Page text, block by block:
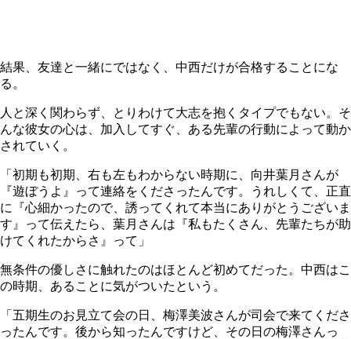
結果、友達と一緒にではなく、中西だけが合格することにな
る。
人と深く関わらず、とりわけて大志を抱くタイプでもない。そ
んな彼女の心は、加入してすぐ、ある先輩の行動によって動か
されていく。
「初期も初期、右も左もわからない時期に、向井葉月さんが
『遊ぼうよ』って連絡をくださったんです。うれしくて、正直
に『心細かったので、誘ってくれて本当にありがとうございま
す』って伝えたら、葉月さんは『私もたくさん、先輩たちが助
けてくれたからさ』って」
無条件の優しさに触れたのはほとんど初めてだった。中西はこ
の時期、あることに気がついたという。
「五期生のお見立て会の日、梅澤美波さんが司会で来てくださ
ったんです。後から知ったんですけど、その日の梅澤さんっ